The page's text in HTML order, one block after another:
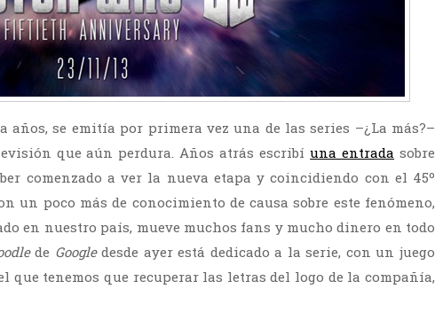
años, se emitía por primera vez una de las series –¿La más?–
que aún perdura. Años atrás escribíuna entrada sobre
comenzado a ver la nueva etapa y coincidiendo con el 45º
un poco más de conocimiento de causa sobre este fenómeno,
en nuestro país, mueve muchos fans y mucho dinero en todo
de Googledesde ayer está dedicado a la serie, con un juego
que tenemos que recuperar las letras del logo de la compañía,